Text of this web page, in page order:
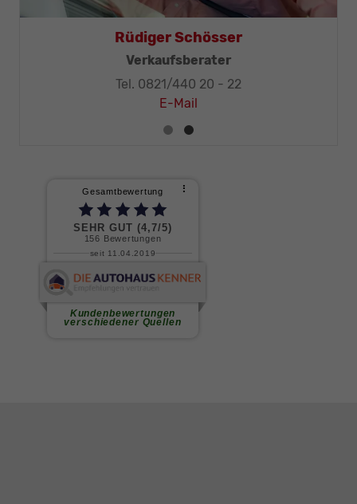
Rüdiger Schösser
Verkaufsberater
Tel. 0821/440 20 - 22
E-Mail